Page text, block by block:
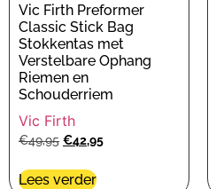
Vic Firth Preformer
Classic Stick Bag
Stokkentas met
Verstelbare Ophang
Riemen en
Schouderriem
Vic Firth
€49,95 €42,95
Lees verder